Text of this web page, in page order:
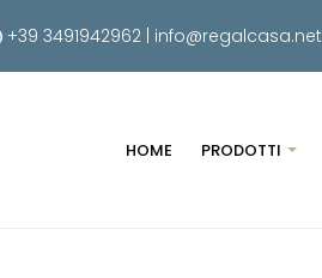
+39 3491942962| info@regalcasa.net
HOME PRODOTTI